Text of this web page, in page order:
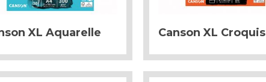
XL Aquarelle Canson XL Croquis